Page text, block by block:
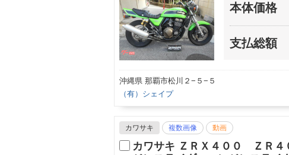
本体価格
支払総額
沖縄県 那覇市松川２−５−５
（有）シェイプ
カワサキ 複数画像 動画
カワサキ ＺＲＸ４００ ＺＲ